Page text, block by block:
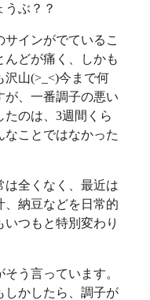
うぶ？？
インがでているこ
んどが痛く、しかも
山(>_<)今まで何
が、一番調子の悪い
たのは、3週間くら
なことではなかった
は全くなく、最近は
、納豆などを日常的
つもと特別変わり
う言っています。
しかしたら、調子が